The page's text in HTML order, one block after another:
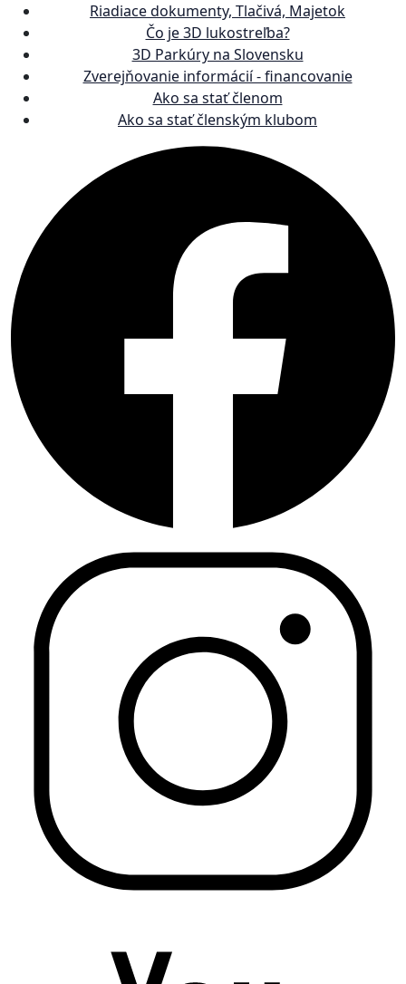
Riadiace dokumenty, Tlačivá, Majetok
Čo je 3D lukostreľba?
3D Parkúry na Slovensku
Zverejňovanie informácií - financovanie
Ako sa stať členom
Ako sa stať členským klubom